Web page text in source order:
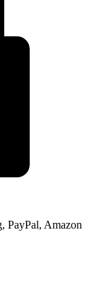
PayPal, Amazon